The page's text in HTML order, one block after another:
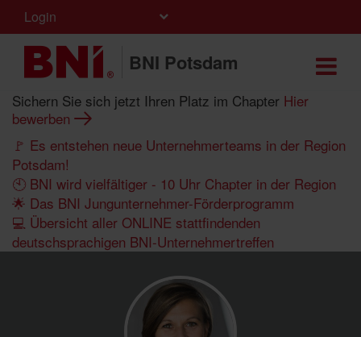
Login
BNI Potsdam
Sichern Sie sich jetzt Ihren Platz im Chapter Hier
bewerben
🚩 Es entstehen neue Unternehmerteams in der Region
Potsdam!
🕙 BNI wird vielfältiger - 10 Uhr Chapter in der Region
🌟 Das BNI Jungunternehmer-Förderprogramm
💻 Übersicht aller ONLINE stattfindenden
deutschsprachigen BNI-Unternehmertreffen